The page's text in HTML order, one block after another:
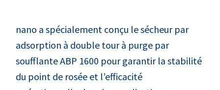
nano a spécialement conçu le sécheur par
adsorption à double tour à purge par
soufflante ABP 1600 pour garantir la stabilité
du point de rosée et l’efficacité